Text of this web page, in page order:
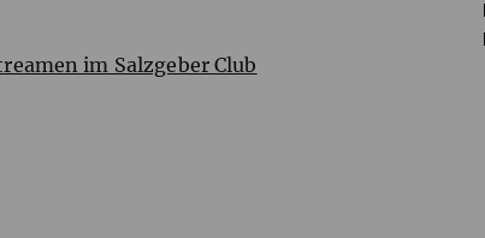
im Salzgeber Club